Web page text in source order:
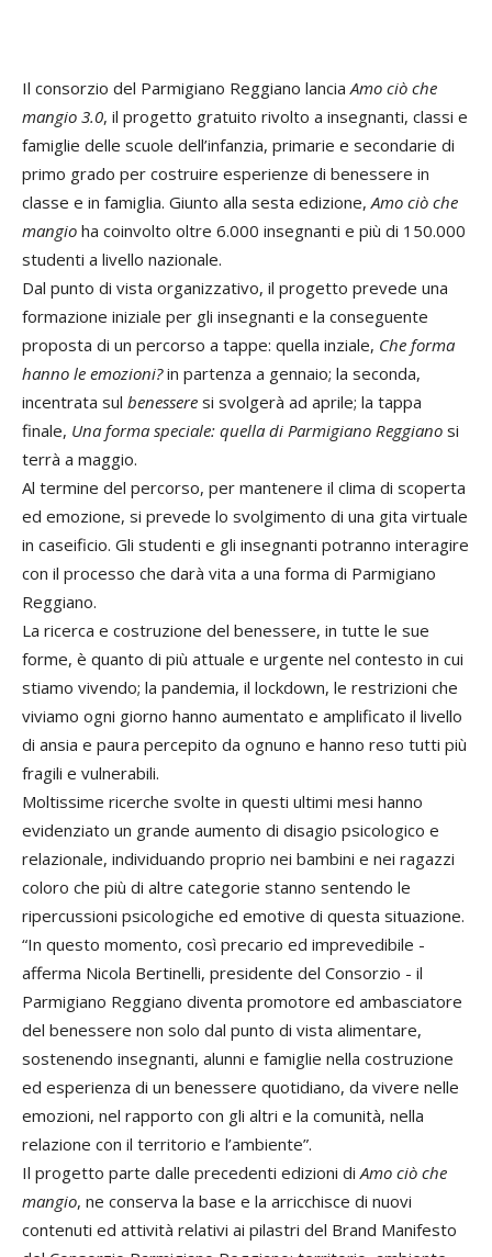
Il consorzio del Parmigiano Reggiano lanciaAmo ciò che
mangio 3.0, il progetto gratuito rivolto a insegnanti, classi e
famiglie delle scuole dell’infanzia, primarie e secondarie di
primo grado per costruire esperienze di benessere in
classe e in famiglia. Giunto alla sesta edizione,Amo ciò che
mangio ha coinvolto oltre 6.000 insegnanti e più di 150.000
studenti a livello nazionale.
Dal punto di vista organizzativo, il progetto prevede una
formazione iniziale per gli insegnanti e la conseguente
proposta di un percorso a tappe: quella inziale, Che forma
hanno le emozioni?in partenza a gennaio; la seconda,
incentrata sul benessere si svolgerà ad aprile; la tappa
finale, Una forma speciale: quella di Parmigiano Reggiano si
terrà a maggio.
Al termine del percorso, per mantenere il clima di scoperta
ed emozione, si prevede lo svolgimento di una gita virtuale
in caseificio. Gli studenti e gli insegnanti potranno interagire
con il processo che darà vita a una forma di Parmigiano
Reggiano.
La ricerca e costruzione del benessere, in tutte le sue
forme, è quanto di più attuale e urgente nel contesto in cui
stiamo vivendo; la pandemia, il lockdown, le restrizioni che
viviamo ogni giorno hanno aumentato e amplificato il livello
di ansia e paura percepito da ognuno e hanno reso tutti più
fragili e vulnerabili.
Moltissime ricerche svolte in questi ultimi mesi hanno
evidenziato un grande aumento di disagio psicologico e
relazionale, individuando proprio nei bambini e nei ragazzi
coloro che più di altre categorie stanno sentendo le
ripercussioni psicologiche ed emotive di questa situazione.
“In questo momento, così precario ed imprevedibile -
afferma Nicola Bertinelli, presidente del Consorzio - il
Parmigiano Reggiano diventa promotore ed ambasciatore
del benessere non solo dal punto di vista alimentare,
sostenendo insegnanti, alunni e famiglie nella costruzione
ed esperienza di un benessere quotidiano, da vivere nelle
emozioni, nel rapporto con gli altri e la comunità, nella
relazione con il territorio e l’ambiente”.
Il progetto parte dalle precedenti edizioni diAmo ciò che
mangio, ne conserva la base e la arricchisce di nuovi
contenuti ed attività relativi ai pilastri del Brand Manifesto